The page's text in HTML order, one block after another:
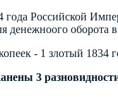
года Российской
денежноого оборота
- 1 злотый 1834
3